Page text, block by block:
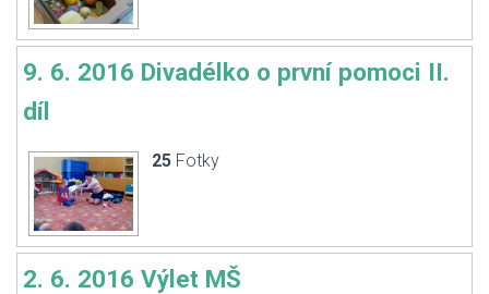
9. 6. 2016 Divadélko o první pomoci II.
díl
25 Fotky
2. 6. 2016 Výlet MŠ